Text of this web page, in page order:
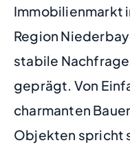
Immobilienmarkt
Region
stabile
geprägt. Von
charmanten
Objekten spricht